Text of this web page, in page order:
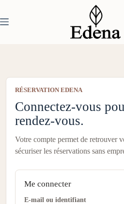
contenu
RÉSERVATION EDENA
Connectez-vous
rendez-vous.
Votre compte permet de retrouver
sécuriser les réservations sans
Me connecter
E-mail ou identifiant